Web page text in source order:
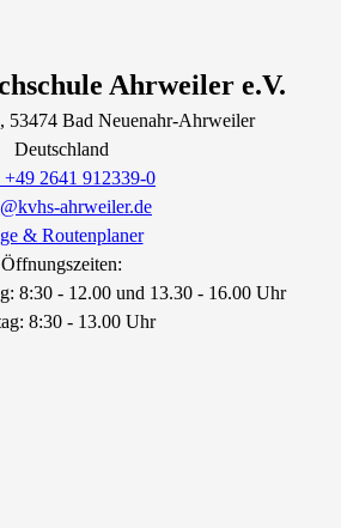
Ahrweiler e.V.
, 53474 Bad Neuenahr-Ahrweiler
Deutschland
+49 2641 912339-0
ahrweiler.de
& Routenplaner
Öffnungszeiten:
8:30 - 12.00 und 13.30 - 16.00 Uhr
8:30 - 13.00 Uhr